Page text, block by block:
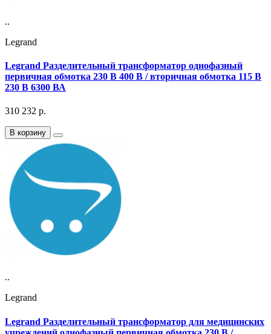
..
Legrand
Legrand Разделительный трансформатор однофазный
первичная обмотка 230 В 400 В / вторичная обмотка 115 В
230 В 6300 ВА
310 232 р.
В корзину
..
Legrand
Legrand Разделительный трансформатор для медицинских